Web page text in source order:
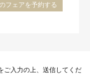
フェアを予約する